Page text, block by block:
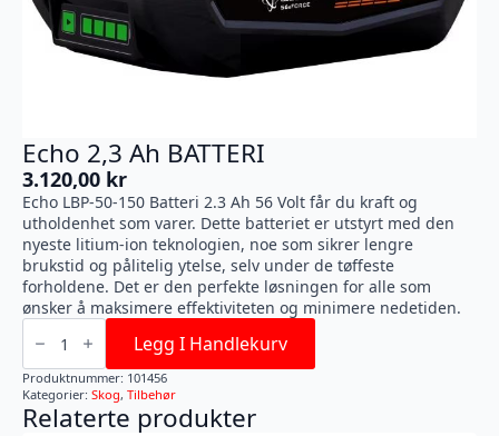
Echo 2,3 Ah BATTERI
3.120,00 kr
Echo LBP-50-150 Batteri 2.3 Ah 56 Volt får du kraft og
utholdenhet som varer. Dette batteriet er utstyrt med den
nyeste litium-ion teknologien, noe som sikrer lengre
brukstid og pålitelig ytelse, selv under de tøffeste
forholdene. Det er den perfekte løsningen for alle som
ønsker å maksimere effektiviteten og minimere nedetiden.
Echo
2,3
BATTERI
antall
Legg I Handlekurv
Produktnummer: 101456
Kategorier: Skog, Tilbehør
Relaterte produkter